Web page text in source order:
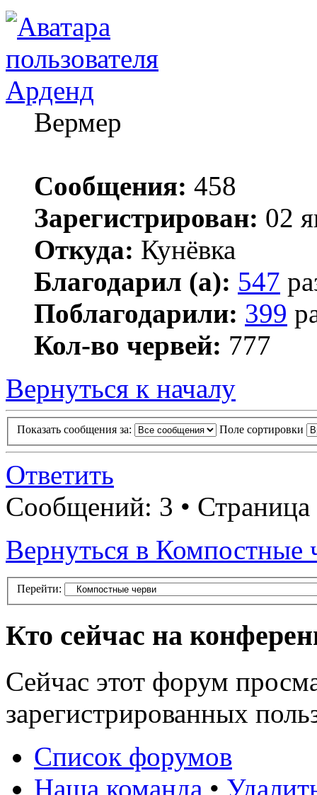
Арденд
Вермер
Сообщения: 458
Зарегистрирован: 02
Откуда: Кунёвка
Благодарил (а): 547
Поблагодарили: 399
Кол-во червей: 777
Вернуться к началу
Показать сообщения за: Поле сортировки
Ответить
Сообщений: 3 • Страница
Вернуться в Компостные
Перейти:
Кто сейчас на
Сейчас этот форум
зарегистрированных
Список форумов
Наша команда •